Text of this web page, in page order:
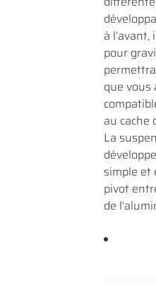
à
pour
que vous
au cache
La
simple et
pivot
de